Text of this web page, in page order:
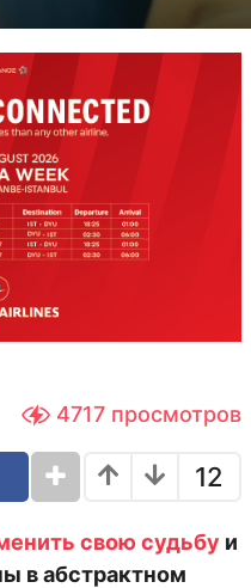
4717 просмотров
12
свою судьбу и
в абстрактном